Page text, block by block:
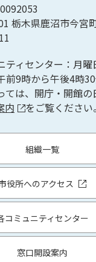
栃木県鹿沼市今宮
ティセンター：月曜
前9時から午後4時
ては、開庁・開館
内 をご覧ください。
組織一覧
役所へのアクセス
コミュニティセンター
窓口開設案内